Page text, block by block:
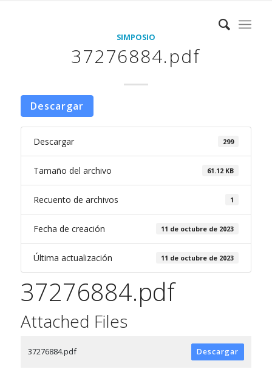
SIMPOSIO
37276884.pdf
Descargar
Descargar 299
Tamaño del archivo 61.12 KB
Recuento de archivos 1
Fecha de creación 11 de octubre de 2023
Última actualización 11 de octubre de 2023
37276884.pdf
Attached Files
37276884.pdf Descargar